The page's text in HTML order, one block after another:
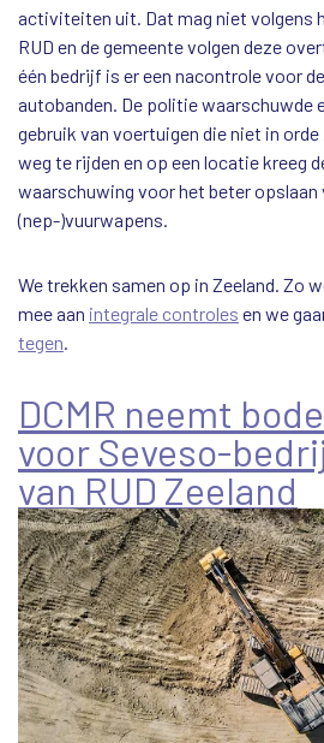
activiteiten uit. Dat mag niet volgens
RUD en de gemeente volgen deze
één bedrijf is er een nacontrole voor
autobanden. De politie waarschuwde
gebruik van voertuigen die niet in
weg te rijden en op een locatie kreeg
waarschuwing voor het beter opslaan
(nep-)vuurwapens.
We trekken samen op in Zeeland. Zo
mee aan integrale controles en we
tegen
DCMR neemt
voor Seveso-
van RUD Zeeland